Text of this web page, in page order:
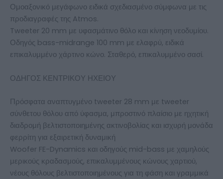
Ομοαξονικό μεγάφωνο ειδικά σχεδιασμένο σύμφωνα με τις
προδιαγραφές της Atmos.
Tweeter 20 mm με υφασμάτινο θόλο και κίνηση νεοδυμίου.
Οδηγός bass-midrange 100 mm με ελαφρύ, ειδικά
επικαλυμμένο χάρτινο κώνο. Σταθερό, επικαλυμμένο σασί.
ΟΔΗΓΟΣ ΚΕΝΤΡΙΚΟΥ ΗΧΕΙΟΥ
Πρόσφατα αναπτυγμένο tweeter 28 mm με tweeter
σύνθετου θόλου από ύφασμα, μπροστινό πλαίσιο με ηχητική
διαδρομή βελτιστοποιημένης ακτινοβολίας και ισχυρή μονάδα
φερρίτη για εξαιρετική δυναμική
Woofer FE-Dynamics και οδηγούς mid-bass με χαμηλούς
μερικούς κραδασμούς, επικαλυμμένους κώνους χαρτιού,
νέους θόλους βελτιστοποιημένους για τη φάση και γραμμικά